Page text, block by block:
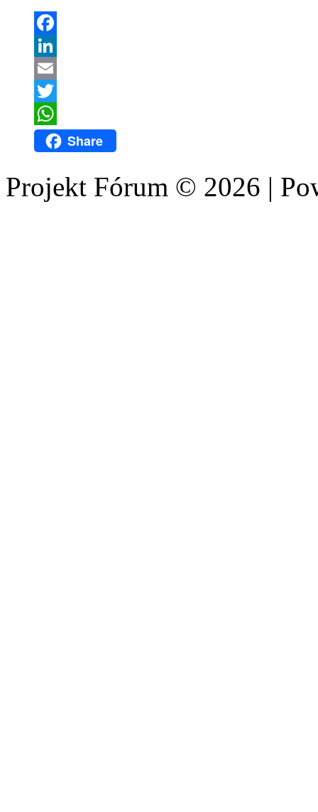
Facebook
LinkedIn
Email
Twitter
WhatsAppShare
Projekt Fórum © 2026 |